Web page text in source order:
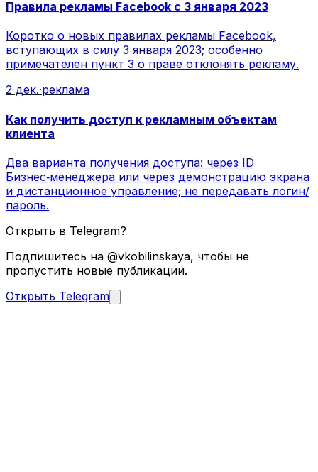
Правила рекламы Facebook с 3 января 2023
Коротко о новых правилах рекламы Facebook,
вступающих в силу 3 января 2023; особенно
примечателен пункт 3 о праве отклонять рекламу.
2 дек.·реклама
Как получить доступ к рекламным объектам
клиента
Два варианта получения доступа: через ID
Бизнес‑менеджера или через демонстрацию экрана
и дистанционное управление; не передавать логин/
пароль.
Открыть в Telegram?
Подпишитесь на @vkobilinskaya, чтобы не
пропустить новые публикации.
Открыть Telegram